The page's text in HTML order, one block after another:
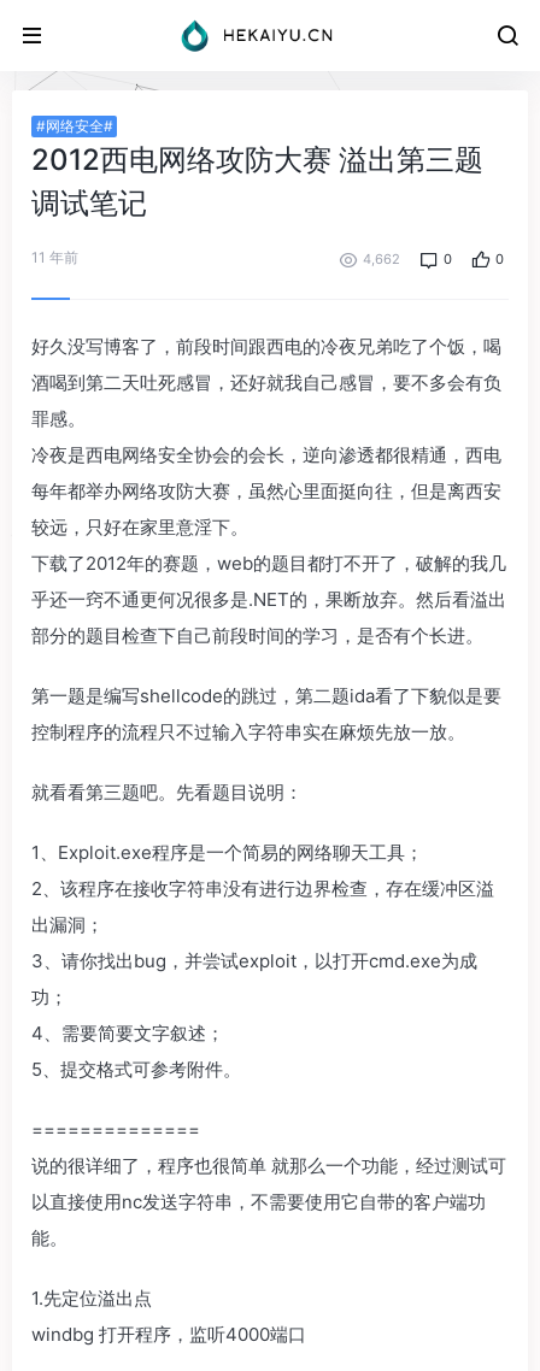
#网络安全#
2012西电网络攻防大赛 溢出第三题
调试笔记
11 年前 4,662 0 0
好久没写博客了，前段时间跟西电的冷夜兄弟吃了个饭，喝
酒喝到第二天吐死感冒，还好就我自己感冒，要不多会有负
罪感。
冷夜是西电网络安全协会的会长，逆向渗透都很精通，西电
每年都举办网络攻防大赛，虽然心里面挺向往，但是离西安
较远，只好在家里意淫下。
下载了2012年的赛题，web的题目都打不开了，破解的我几
乎还一窍不通更何况很多是.NET的，果断放弃。然后看溢出
部分的题目检查下自己前段时间的学习，是否有个长进。
第一题是编写shellcode的跳过，第二题ida看了下貌似是要
控制程序的流程只不过输入字符串实在麻烦先放一放。
就看看第三题吧。先看题目说明：
1、Exploit.exe程序是一个简易的网络聊天工具；
2、该程序在接收字符串没有进行边界检查，存在缓冲区溢
出漏洞；
3、请你找出bug，并尝试exploit，以打开cmd.exe为成
功；
4、需要简要文字叙述；
5、提交格式可参考附件。
==============
说的很详细了，程序也很简单 就那么一个功能，经过测试可
以直接使用nc发送字符串，不需要使用它自带的客户端功
能。
1.先定位溢出点
windbg 打开程序，监听4000端口